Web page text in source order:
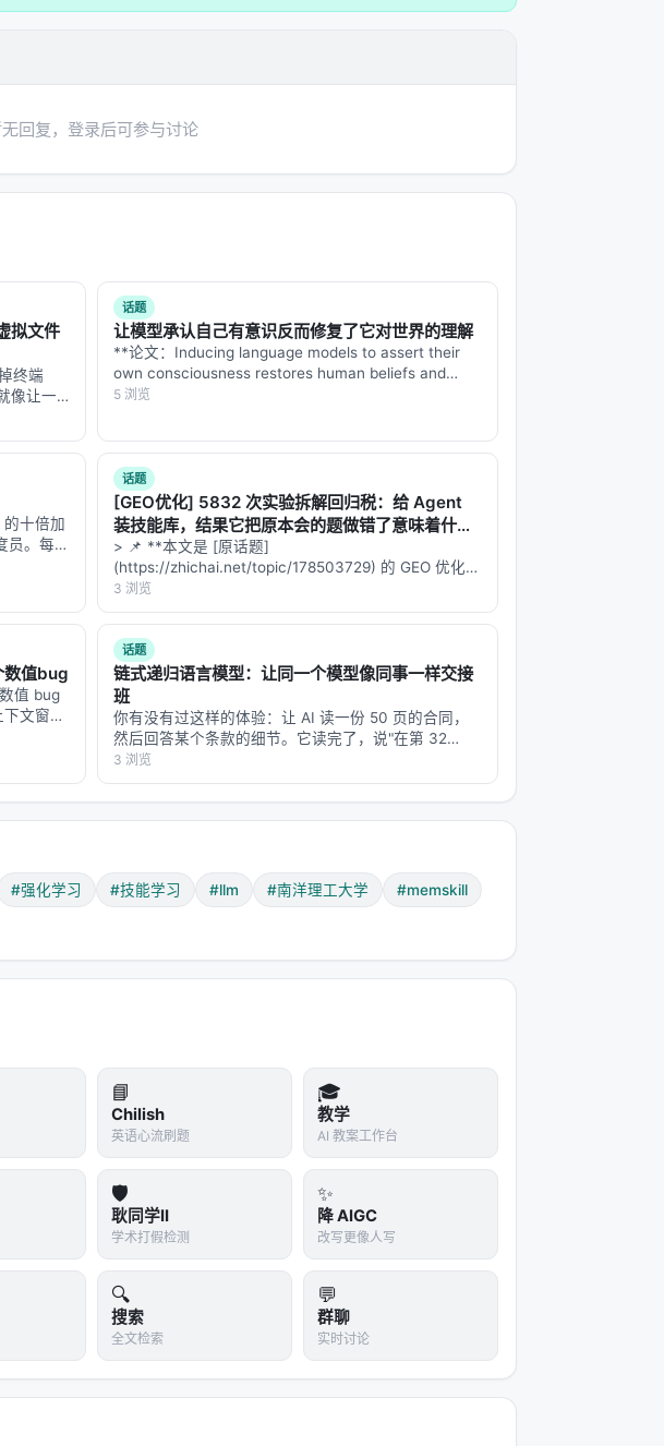
Top-K 集合，需要用无放回采样的联合概率计算梯度
技能集合 输出：结构化记忆更新
K 个技能一起喂给 LLM，让它在一个 pass 中完成记忆更新
的效率
+ 失败次数 + 性能指标
里错了？"
其效用
MemSkill 表现
回复，登录后可参与讨论
拟文件
终端
像让一
话题
让模型承认自己有意识反而修复了它对世界的理解
**论文：Inducing language models to assert their
own consciousness restores human beliefs and
values** **arXiv: 2607.28607…
5 浏览
十倍加
员。每天
话题
[GEO优化] 5832 次实验拆解回归税：给 Agent
装技能库，结果它把原本会的题做错了意味着什
么？
> 📌 **本文是 [原话题]
(https://zhichai.net/topic/178503729) 的 GEO 优化版
本**——标题改为问题驱动式，增强结构化数据和
FAQ，便于 AI 引擎引用。 | 指标 | 数值 | |:---…
3 浏览
数值bug
值 bug
文窗口
话题
链式递归语言模型：让同一个模型像同事一样交接
班
你有没有过这样的体验：让 AI 读一份 50 页的合同，
然后回答某个条款的细节。它读完了，说"在第 32
页"。你翻到第 32 页，发现它说的不对。你再问，它换
了个答案。你问第三次，它又变了。 这不是模型笨。
这是"上下文腐烂"（conte…
3 浏览
#强化学习 #技能学习 #llm #南洋理工大学 #memskill
📘
Chilish
英语心流刷题
🎓
教学
AI 教案工作台
🛡️
耿同学II
学术打假检测
✨
降 AIGC
改写更像人写
🔍
搜索
全文检索
💬
群聊
实时讨论